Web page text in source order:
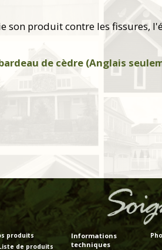
son produit contre les fissures,
de cèdre (Anglais
produits
de produits
Informations
techniques